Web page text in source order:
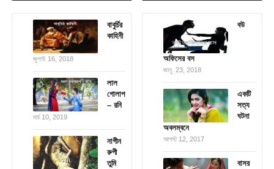
বাবুর্চির
কাহিনী
জুলাই 16, 2018
লাল
গোলাপ
– রনি
মার্চ 10, 2019
নাগীন
রুপী
তুমি
বউ
অফিসের বস
জানু. 23, 2018
একটি
সত্য
ঘটনা
অবলম্বনে
আগস্ট 12, 2017
বাসর